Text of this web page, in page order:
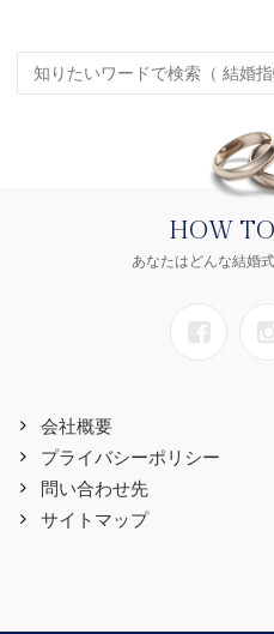
HOW
あなたはどんな結婚
会社概要
プライバシーポリシー
問い合わせ先
サイトマップ